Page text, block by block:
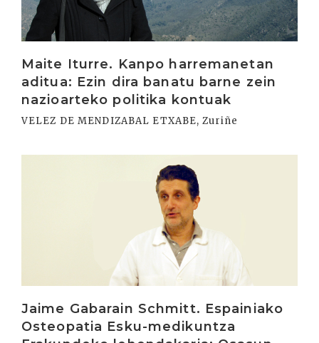
Maite Iturre. Kanpo harremanetan
aditua: Ezin dira banatu barne zein
nazioarteko politika kontuak
VELEZ DE MENDIZABAL ETXABE, Zuriñe
Jaime Gabarain Schmitt. Espainiako
Osteopatia Esku-medikuntza